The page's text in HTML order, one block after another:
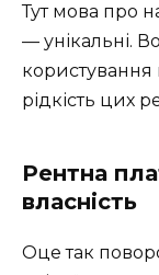
Тут мова про
— унікальні.
користування
рідкість цих
Рентна
власність
Оце так